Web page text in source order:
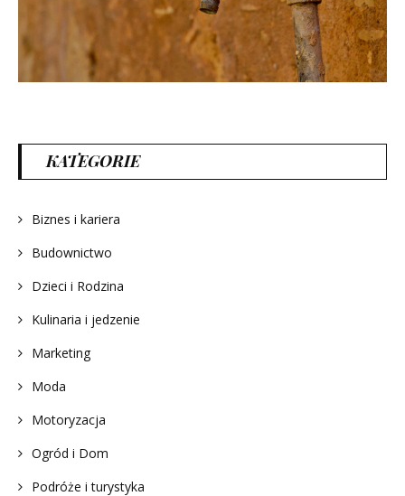
KATEGORIE
Biznes i kariera
Budownictwo
Dzieci i Rodzina
Kulinaria i jedzenie
Marketing
Moda
Motoryzacja
Ogród i Dom
Podróże i turystyka